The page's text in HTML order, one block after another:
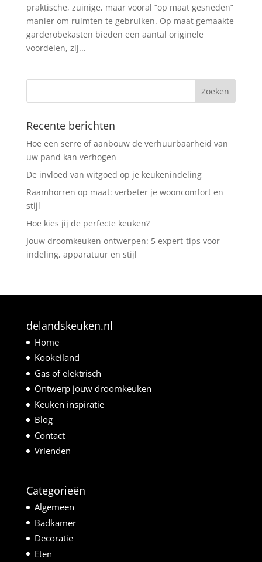
praktische, zuinige, maar vooral “op maat gesneden”
manier om ruimten te gebruiken. Op maat gemaakte
garderobekasten bieden een aantal originele
voordelen, zij...
Recente berichten
Hoe een serre of aanbouw de verhuurbaarheid van
uw pand kan verhogen
De invloed van witgoed op je keukenindeling
Raamhorren op maat: verbeter je wooncomfort en
stijl
Hoe kies jij de perfecte keuken?
Jouw droomkeuken ontwerpen: 5 expert-tips voor
indeling, apparatuur en stijl
delandskeuken.nl
Home
Kookeiland
Gas of elektrisch
Ontwerp jouw droomkeuken
Keuken inspiratie
Blog
Contact
Vrienden
Categorieën
Algemeen
Badkamer
Decoratie
Eten